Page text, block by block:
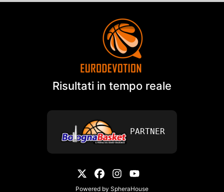
Risultati in tempo reale
PARTNER
Powered by SpheraHouse